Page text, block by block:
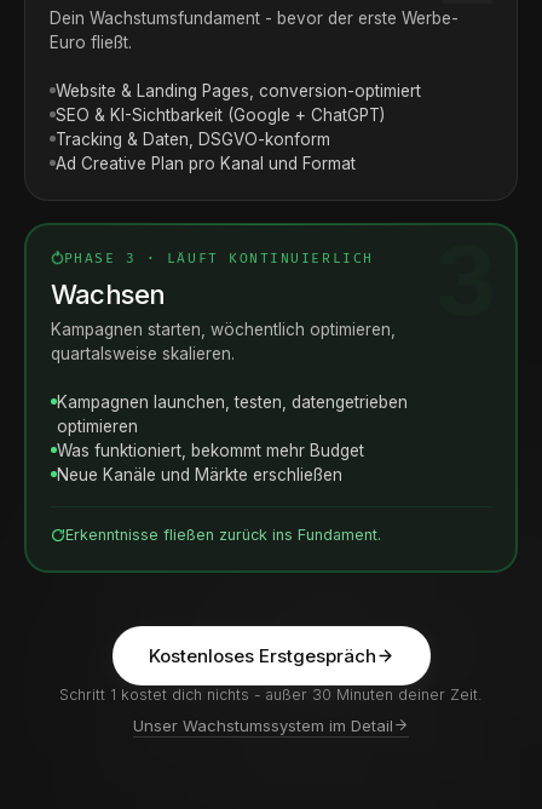
Dein Wachstumsfundament - bevor der erste Werbe-
Euro fließt.
Website & Landing Pages, conversion-optimiert
SEO & KI-Sichtbarkeit (Google + ChatGPT)
Tracking & Daten, DSGVO-konform
Ad Creative Plan pro Kanal und Format
PHASE 3 · LÄUFT KONTINUIERLICH
Wachsen
Kampagnen starten, wöchentlich optimieren,
quartalsweise skalieren.
Kampagnen launchen, testen, datengetrieben
optimieren
Was funktioniert, bekommt mehr Budget
Neue Kanäle und Märkte erschließen
Erkenntnisse fließen zurück ins Fundament.
Kostenloses Erstgespräch
Schritt 1 kostet dich nichts - außer 30 Minuten deiner Zeit.
Unser Wachstumssystem im Detail